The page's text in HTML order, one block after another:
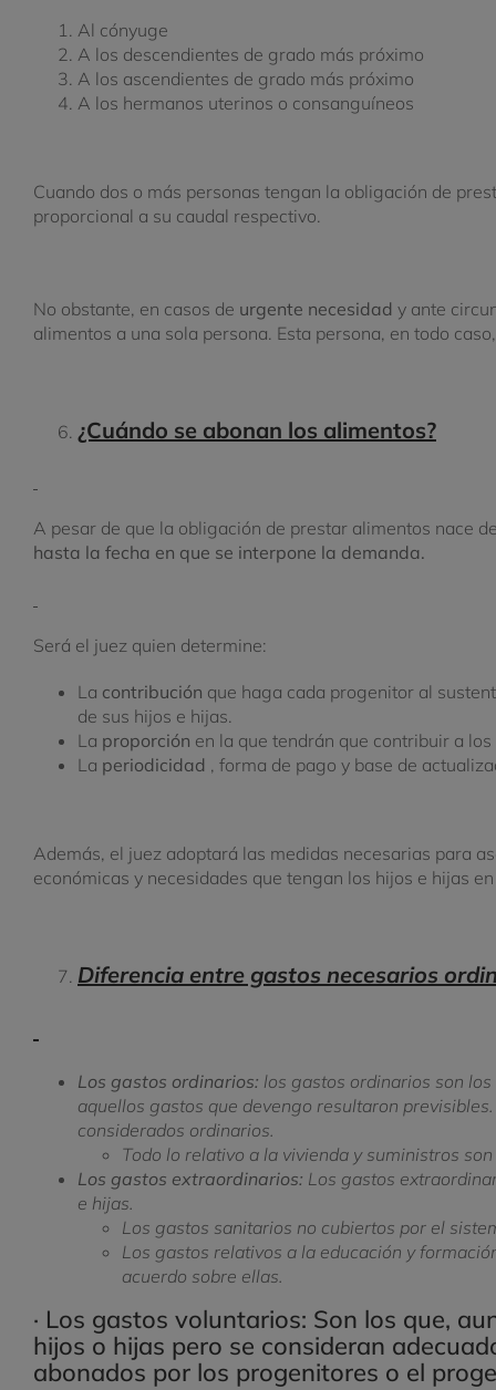
Al cónyuge
A los descendientes de grado más próximo
A los ascendientes de grado más próximo
A los hermanos uterinos o consanguíneos
Cuando dos o más personas tengan la obligación de
proporcional a su caudal respectivo.
No obstante, en casos de urgente necesidad y ante
alimentos a una sola persona. Esta persona, en todo
¿Cuándo se abonan los alimentos?
A pesar de que la obligación de prestar alimentos nace
hasta la fecha en que se interpone la demanda.
Será el juez quien determine:
La contribución que haga cada progenitor al
de sus hijos e hijas.
La proporción en la que tendrán que contribuir a
La periodicidad , forma de pago y base de
Además, el juez adoptará las medidas necesarias para
económicas y necesidades que tengan los hijos e hijas
Diferencia entre gastos necesarios
Los gastos ordinarios: los gastos ordinarios son
aquellos gastos que devengo resultaron
considerados ordinarios.
Todo lo relativo a la vivienda y suministros
Los gastos extraordinarios: Los gastos
e hijas.
Los gastos sanitarios no cubiertos por el
Los gastos relativos a la educación y
acuerdo sobre ellas.
· Los gastos voluntarios: Son los que,
hijos o hijas pero se consideran
abonados por los progenitores o el